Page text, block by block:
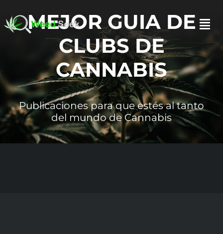
to
SOBRE NOSOTROS
HAZTE SOCIO
MEJOR GUIA DE
CLUBS DE
CANNABIS
Publicaciones para que estés al tanto
del mundo de Cannabis